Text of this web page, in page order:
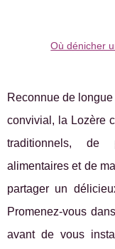
Où dénicher
Reconnue de
convivial, la Lozère
traditionnels, de
alimentaires et de
partager un
Promenez-vous
avant de vous